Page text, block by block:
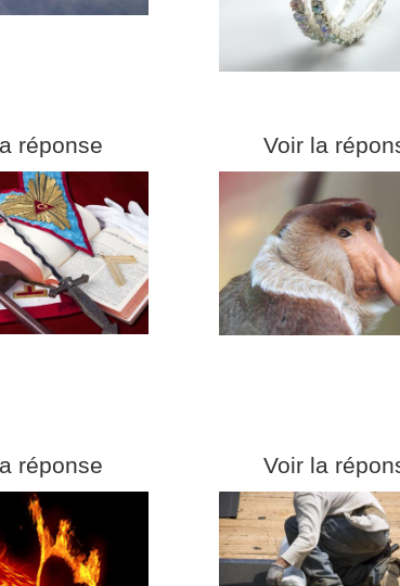
réponse Voir la
réponse Voir la